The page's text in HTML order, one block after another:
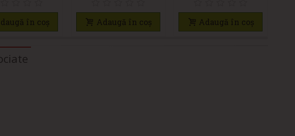
în coș Adaugă în coș Adaugă în coș